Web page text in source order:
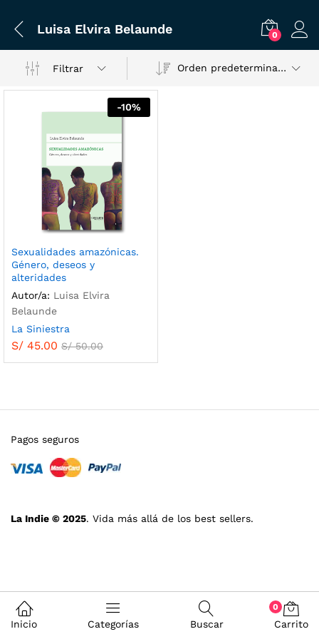
Luisa Elvira Belaunde 0
Filtrar Orden predeterminado
-10%
Sexualidades amazónicas.
Género, deseos y
alteridades
Autor/a: Luisa Elvira
Belaunde
La Siniestra
S/ 45.00 S/50.00
La Indie © 2025. Vida más allá de los best sellers.
Pagos seguros
Inicio Categorías Buscar
0
Carrito